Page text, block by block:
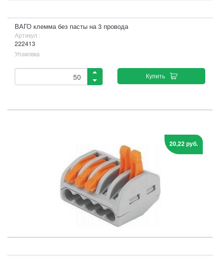
ВАГО клемма без пасты на 3 провода
Артикул :
222413
Упаковка
Купить
20,22 руб.